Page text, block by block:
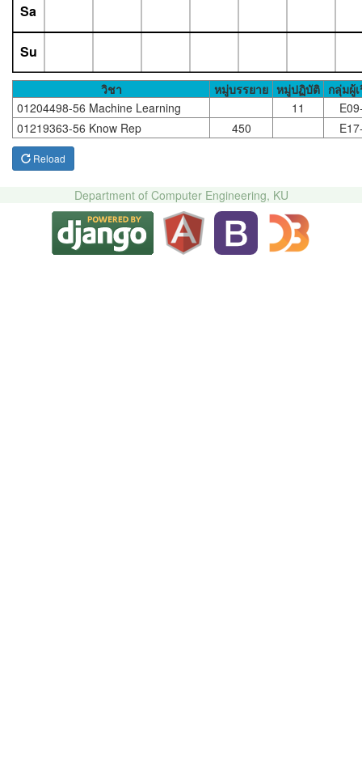
Sa
Su
วิชา หมู่บรรยาย หมู่ปฏิบัติ กลุ่มผู้
01204498-56 Machine Learning
11
01219363-56 Know Rep
450
Reload
Department of Computer Engineering, KU